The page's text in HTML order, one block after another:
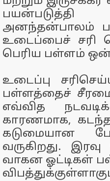
பயன்படுத்தி
அனந்தன்பாலம்
உடைப்பைச் சரி
பெரிய பள்ளம்
உடைப்பு
பள்ளத்தைச்
எவ்வித
காரணமாக,
கடுமையான
வருகிறது.
வாகன ஓட்டிகள்